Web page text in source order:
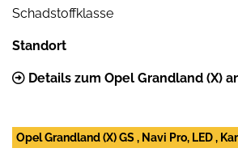
Schadstoffklasse
Standort
Details zum Opel Grandland (X)
Opel Grandland (X) GS , Navi Pro, LED ,